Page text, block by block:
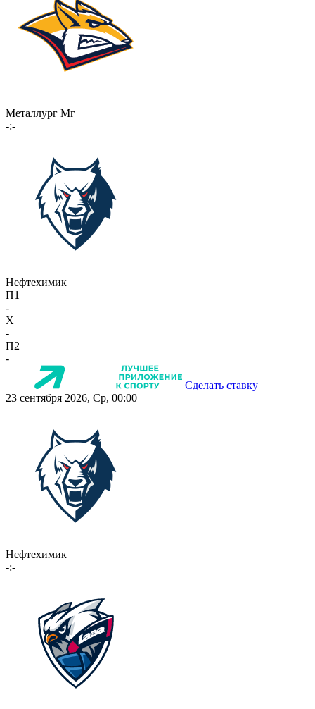
Металлург Мг
-:-
Нефтехимик
П1
-
X
-
П2
-
Сделать ставку
23 сентября 2026, Ср, 00:00
Нефтехимик
-:-